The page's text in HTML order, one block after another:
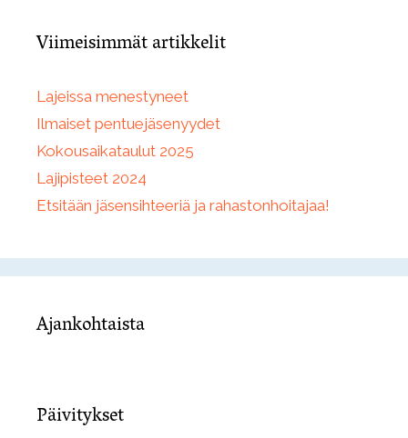
Viimeisimmät artikkelit
Lajeissa menestyneet
Ilmaiset pentuejäsenyydet
Kokousaikataulut 2025
Lajipisteet 2024
Etsitään jäsensihteeriä ja rahastonhoitajaa!
Ajankohtaista
Päivitykset